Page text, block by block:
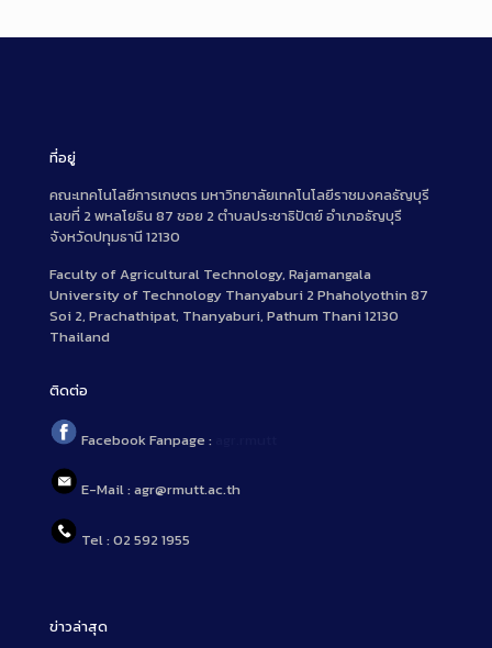
ที่อยู่
คณะเทคโนโลยีการเกษตร มหาวิทยาลัยเทคโนโลยีราชมงคลธัญบุรี
เลขที่ 2 พหลโยธิน 87 ซอย 2 ตำบลประชาธิปัตย์ อำเภอธัญบุรี
จังหวัดปทุมธานี 12130
Faculty of Agricultural Technology, Rajamangala
University of Technology Thanyaburi 2 Phaholyothin 87
Soi 2, Prachathipat, Thanyaburi, Pathum Thani 12130
Thailand
ติดต่อ
Facebook Fanpage :
E-Mail : agr@rmutt.ac.th
Tel : 02 592 1955
ข่าวล่าสุด